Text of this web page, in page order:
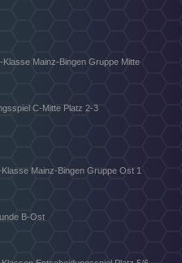
Mainz-Bingen Gruppe Mitte
C-Mitte Platz 2-3
Mainz-Bingen Gruppe Ost 1
B-Ost